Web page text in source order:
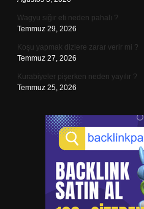
Wagyu sığır eti neden pahalı ?
Temmuz 29, 2026
Koşu yapmak dizlere zarar verir mi ?
Temmuz 27, 2026
Kurabiyeler pişerken neden yayılır ?
Temmuz 25, 2026